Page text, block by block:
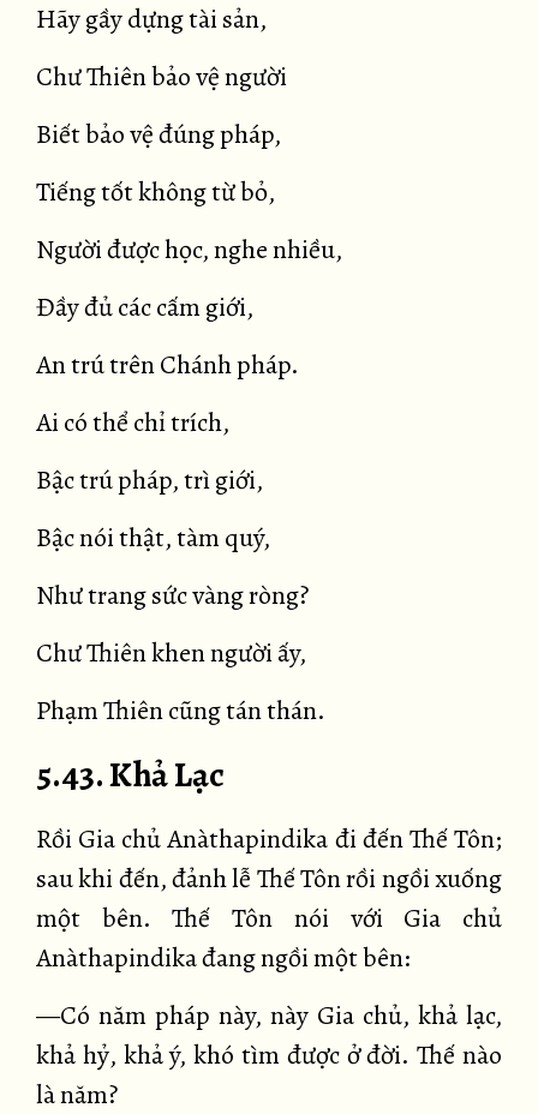
Hãy gầy dựng tài sản,
Chư Thiên bảo vệ người
Biết bảo vệ đúng pháp,
Tiếng tốt không từ bỏ,
Người được học, nghe nhiều,
Đầy đủ các cấm giới,
An trú trên Chánh pháp.
Ai có thể chỉ trích,
Bậc trú pháp, trì giới,
Bậc nói thật, tàm quý,
Như trang sức vàng ròng?
Chư Thiên khen người ấy,
Phạm Thiên cũng tán thán.
5.43. Khả Lạc
Rồi Gia chủ Anàthapindika đi đến Thế Tôn;
sau khi đến, đảnh lễ Thế Tôn rồi ngồi xuống
một bên. Thế Tôn nói với Gia chủ
Anàthapindika đang ngồi một bên:
—Có năm pháp này, này Gia chủ, khả lạc,
khả hỷ, khả ý, khó tìm được ở đời. Thế nào
là năm?